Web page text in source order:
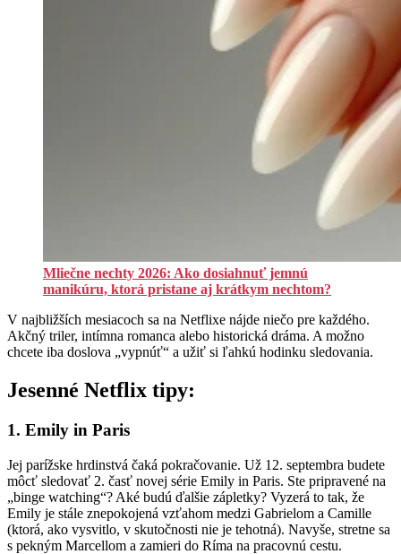
Mliečne nechty 2026: Ako dosiahnuť jemnú
manikúru, ktorá pristane aj krátkym nechtom?
V najbližších mesiacoch sa na Netflixe nájde niečo pre každého.
Akčný triler, intímna romanca alebo historická dráma. A možno
chcete iba doslova „vypnúť“ a užiť si ľahkú hodinku sledovania.
Jesenné Netflix tipy:
1. Emily in Paris
Jej parížske hrdinstvá čaká pokračovanie. Už 12. septembra budete
môcť sledovať 2. časť novej série Emily in Paris. Ste pripravené na
„binge watching“? Aké budú ďalšie zápletky? Vyzerá to tak, že
Emily je stále znepokojená vzťahom medzi Gabrielom a Camille
(ktorá, ako vysvitlo, v skutočnosti nie je tehotná). Navyše, stretne sa
s pekným Marcellom a zamieri do Ríma na pracovnú cestu.